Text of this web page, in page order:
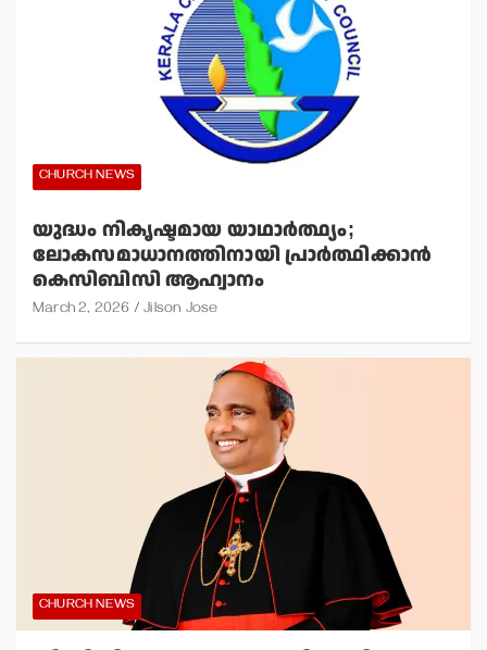
CHURCH NEWS
യുദ്ധം നികൃഷ്ടമായ യാഥാര്‍ത്ഥ്യം;
ലോകസമാധാനത്തിനായി പ്രാര്‍ത്ഥിക്കാന്‍
കെസിബിസി ആഹ്വാനം
March 2, 2026 Jilson Jose
CHURCH NEWS